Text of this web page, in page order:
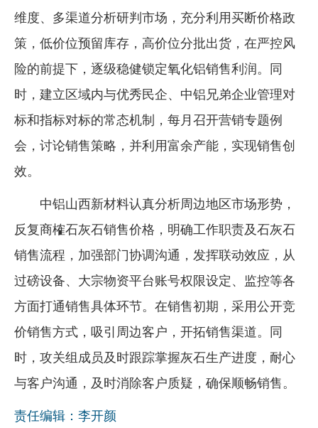
维度、多渠道分析研判市场，充分利用买断价格政
策，低价位预留库存，高价位分批出货，在严控风
险的前提下，逐级稳健锁定氧化铝销售利润。同
时，建立区域内与优秀民企、中铝兄弟企业管理对
标和指标对标的常态机制，每月召开营销专题例
会，讨论销售策略，并利用富余产能，实现销售创
效。
中铝山西新材料认真分析周边地区市场形势，
反复商榷石灰石销售价格，明确工作职责及石灰石
销售流程，加强部门协调沟通，发挥联动效应，从
过磅设备、大宗物资平台账号权限设定、监控等各
方面打通销售具体环节。在销售初期，采用公开竞
价销售方式，吸引周边客户，开拓销售渠道。同
时，攻关组成员及时跟踪掌握灰石生产进度，耐心
与客户沟通，及时消除客户质疑，确保顺畅销售。
责任编辑：李开颜